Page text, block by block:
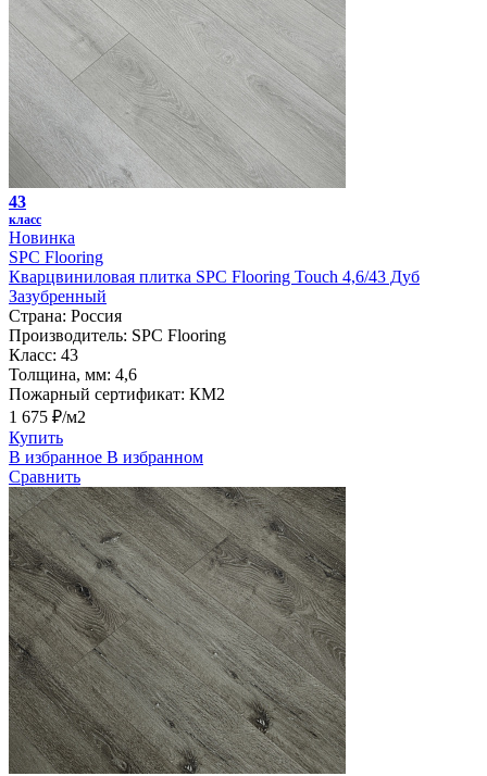
43
класс
Новинка
SPC Flooring
Кварцвиниловая плитка SPC Flooring Touch 4,6/43 Дуб
Зазубренный
Страна: Россия
Производитель: SPC Flooring
Класс: 43
Толщина, мм: 4,6
Пожарный сертификат: КМ2
1 675 ₽/м2
Купить
В избранное В избранном
Сравнить